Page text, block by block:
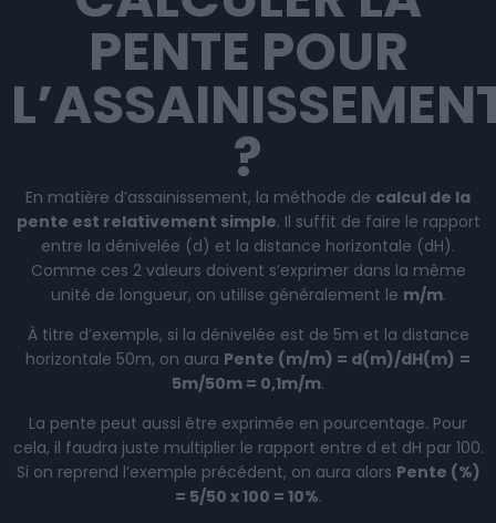
PENTE POUR
?
En matière d’assainissement, la méthode de calcul de la
pente est relativement simple. Il suffit de faire le rapport
entre la dénivelée (d) et la distance horizontale (dH).
Comme ces 2 valeurs doivent s’exprimer dans la même
unité de longueur, on utilise généralement le m/m.
À titre d’exemple, si la dénivelée est de 5m et la distance
horizontale 50m, on aura Pente (m/m) = d(m)/dH(m) =
5m/50m = 0,1m/m.
La pente peut aussi être exprimée en pourcentage. Pour
cela, il faudra juste multiplier le rapport entre d et dH par 100.
Si on reprend l’exemple précédent, on aura alors Pente (%)
= 5/50 x 100 = 10%.